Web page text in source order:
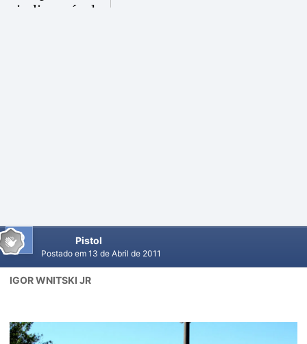
Pistol
Postado em 13 de Abril de 2011
IGOR WNITSKI JR